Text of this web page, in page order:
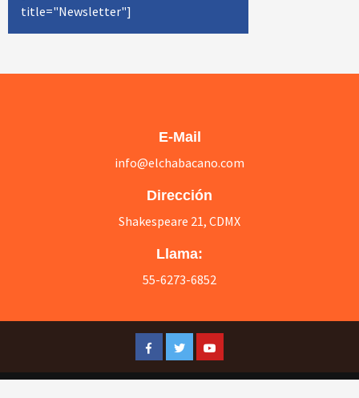
title="Newsletter"]
E-Mail
info@elchabacano.com
Dirección
Shakespeare 21, CDMX
Llama:
55-6273-6852
FacebookTwitterYoutube